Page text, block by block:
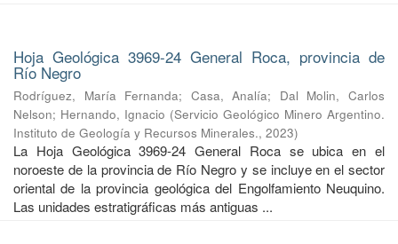
Hoja Geológica 3969-24 General Roca, provincia de
Río Negro
Rodríguez, María Fernanda; Casa, Analía; Dal Molin, Carlos
Nelson; Hernando, Ignacio (Servicio Geológico Minero Argentino.
Instituto de Geología y Recursos Minerales., 2023)
La Hoja Geológica 3969-24 General Roca se ubica en el
noroeste de la provincia de Río Negro y se incluye en el sector
oriental de la provincia geológica del Engolfamiento Neuquino.
Las unidades estratigráficas más antiguas ...